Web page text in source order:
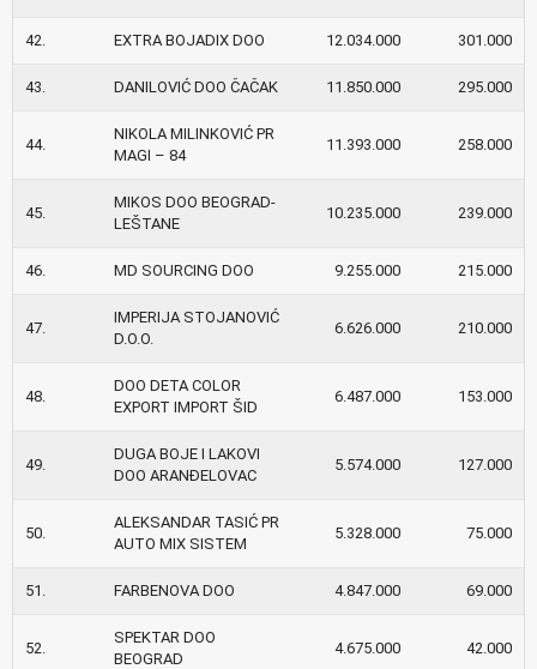
42. EXTRA BOJADIX DOO 12.034.000 301.000
43. DANILOVIĆ DOO ČAČAK 11.850.000 295.000
44.
NIKOLA MILINKOVIĆ PR
MAGI – 84
11.393.000 258.000
45.
MIKOS DOO BEOGRAD-
LEŠTANE
10.235.000 239.000
46. MD SOURCING DOO 9.255.000 215.000
47.
IMPERIJA STOJANOVIĆ
D.O.O.
6.626.000 210.000
48.
DOO DETA COLOR
EXPORT IMPORT ŠID
6.487.000 153.000
49.
DUGA BOJE I LAKOVI
DOO ARANĐELOVAC
5.574.000 127.000
50.
ALEKSANDAR TASIĆ PR
AUTO MIX SISTEM
5.328.000 75.000
51. FARBENOVA DOO 4.847.000 69.000
52.
SPEKTAR DOO
BEOGRAD
4.675.000 42.000